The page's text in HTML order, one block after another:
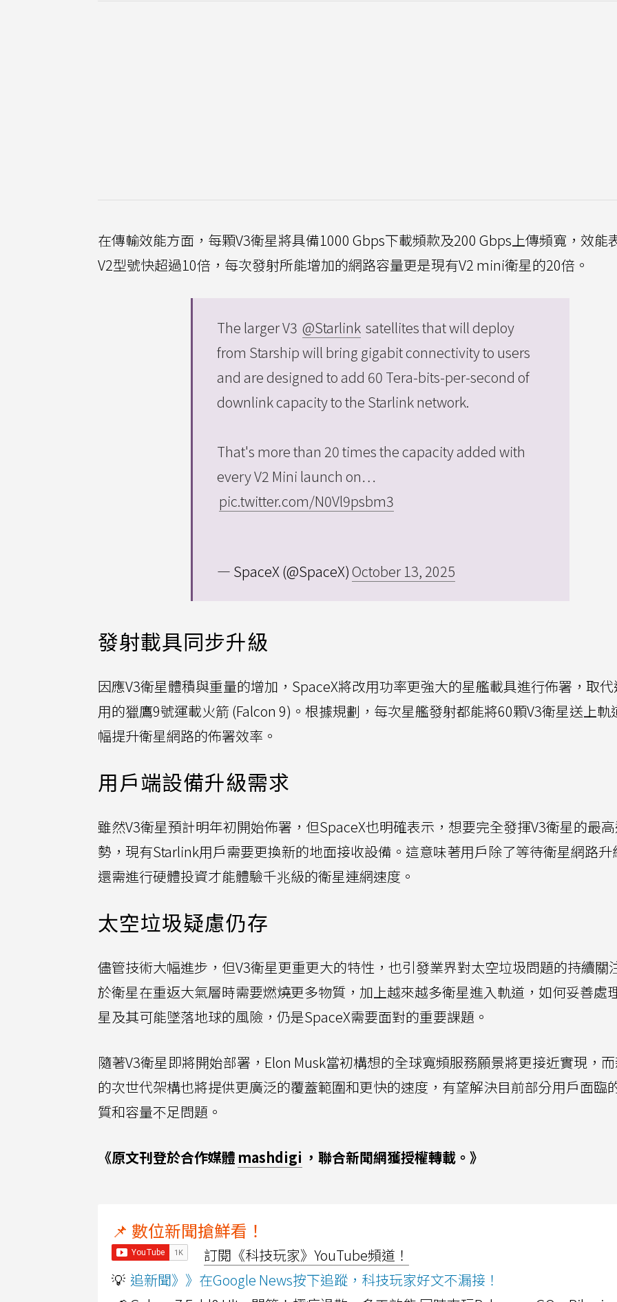
在傳輸效能方面，每顆V3衛星將具備1000 Gbps下載頻款及200 Gbps上傳頻寬，效能
V2型號快超過10倍，每次發射所能增加的網路容量更是現有V2 mini衛星的20倍。
The larger V3 @Starlink satellites that will deploy
from Starship will bring gigabit connectivity to users
and are designed to add 60 Tera-bits-per-second of
downlink capacity to the Starlink network.
That's more than 20 times the capacity added with
every V2 Mini launch on…
pic.twitter.com/N0Vl9psbm3
— SpaceX (@SpaceX)October 13, 2025
發射載具同步升級
因應V3衛星體積與重量的增加，SpaceX將改用功率更強大的星艦載具進行佈署，取
用的獵鷹9號運載火箭 (Falcon 9)。根據規劃，每次星艦發射都能將60顆V3衛星送上軌
幅提升衛星網路的佈署效率。
用戶端設備升級需求
雖然V3衛星預計明年初開始佈署，但SpaceX也明確表示，想要完全發揮V3衛星的最
勢，現有Starlink用戶需要更換新的地面接收設備。這意味著用戶除了等待衛星網路升
還需進行硬體投資才能體驗千兆級的衛星連網速度。
太空垃圾疑慮仍存
儘管技術大幅進步，但V3衛星更重更大的特性，也引發業界對太空垃圾問題的持續關
於衛星在重返大氣層時需要燃燒更多物質，加上越來越多衛星進入軌道，如何妥善處
星及其可能墜落地球的風險，仍是SpaceX需要面對的重要課題。
隨著V3衛星即將開始部署，Elon Musk當初構想的全球寬頻服務願景將更接近實現，
的次世代架構也將提供更廣泛的覆蓋範圍和更快的速度，有望解決目前部分用戶面臨
質和容量不足問題。
《原文刊登於合作媒體 mashdigi ，聯合新聞網獲授權轉載。》
📌 數位新聞搶鮮看！
訂閱《科技玩家》YouTube頻道！
💡 追新聞》》在Google News按下追蹤，科技玩家好文不漏接！